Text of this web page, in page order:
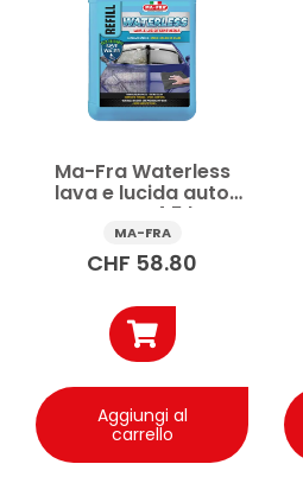
Ma-Fra Waterless
lava e lucida auto
spray 4,5 l
MA-FRA
CHF 58.80
Aggiungi al
carrello